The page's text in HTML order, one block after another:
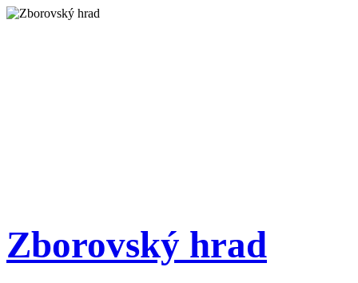
Zborovský hrad